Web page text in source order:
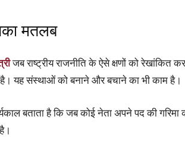
मतलब
जब राष्ट्रीय राजनीति के ऐसे क्षणों को
है। यह संस्थाओं को बनाने और बचाने का भी काम है।
बताता है कि जब कोई नेता अपने पद की